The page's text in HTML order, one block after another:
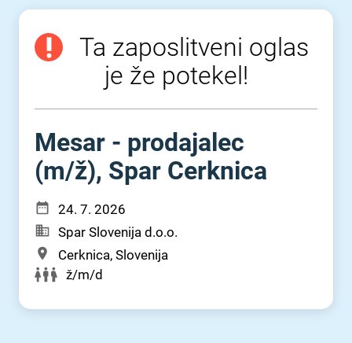
Ta zaposlitveni oglas
je že potekel!
Mesar - prodajalec
(m⁠/⁠ž), Spar Cerknica
24. 7. 2026
Spar Slovenija d.o.o.
Cerknica, Slovenija
ž/m/d